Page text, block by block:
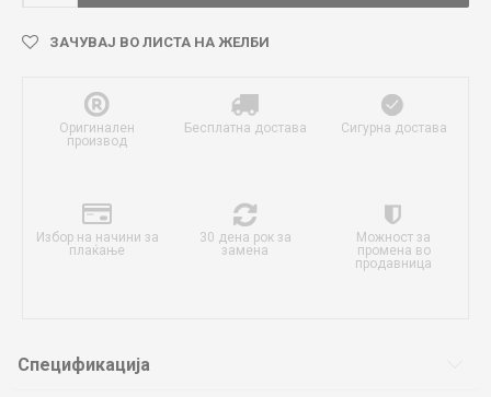
ЗАЧУВАЈ ВО ЛИСТА НА ЖЕЛБИ
Оригинален
производ
Бесплатна достава Сигурна достава
Избор на начини за
плаќање
30 дена рок за
замена
Можност за
промена во
продавница
Спецификација